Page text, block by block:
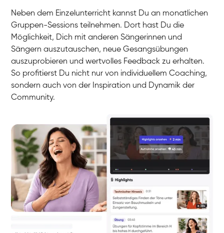
Neben dem Einzelunterricht kannst Du an monatlichen
Gruppen-Sessions teilnehmen. Dort hast Du die
Möglichkeit, Dich mit anderen Sängerinnen und
Sängern auszutauschen, neue Gesangsübungen
auszuprobieren und wertvolles Feedback zu erhalten.
So profitierst Du nicht nur von individuellem Coaching,
sondern auch von der Inspiration und Dynamik der
Community.